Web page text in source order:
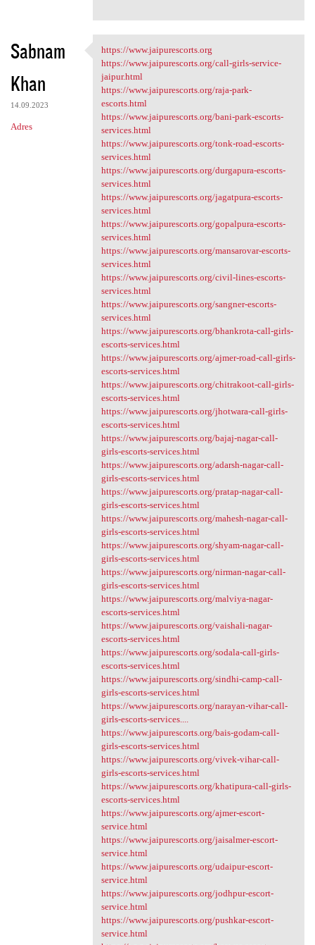
Sabnam
Khan
14.09.2023
Adres
https://www.jaipurescorts.org
https://www.jaipurescorts.org
https://www.jaipurescorts.org/call-girls-service-
jaipur.html
https://www.jaipurescorts.org/raja-park-
escorts.html
https://www.jaipurescorts.org/bani-park-escorts-
services.html
https://www.jaipurescorts.org/tonk-road-escorts-
services.html
https://www.jaipurescorts.org/durgapura-escorts-
services.html
https://www.jaipurescorts.org/jagatpura-escorts-
services.html
https://www.jaipurescorts.org/gopalpura-escorts-
services.html
https://www.jaipurescorts.org/mansarovar-escorts-
services.html
https://www.jaipurescorts.org/civil-lines-escorts-
services.html
https://www.jaipurescorts.org/sangner-escorts-
services.html
https://www.jaipurescorts.org/bhankrota-call-girls-
escorts-services.html
https://www.jaipurescorts.org/ajmer-road-call-girls-
escorts-services.html
https://www.jaipurescorts.org/chitrakoot-call-girls-
escorts-services.html
https://www.jaipurescorts.org/jhotwara-call-girls-
escorts-services.html
https://www.jaipurescorts.org/bajaj-nagar-call-
girls-escorts-services.html
https://www.jaipurescorts.org/adarsh-nagar-call-
girls-escorts-services.html
https://www.jaipurescorts.org/pratap-nagar-call-
girls-escorts-services.html
https://www.jaipurescorts.org/mahesh-nagar-call-
girls-escorts-services.html
https://www.jaipurescorts.org/shyam-nagar-call-
girls-escorts-services.html
https://www.jaipurescorts.org/nirman-nagar-call-
girls-escorts-services.html
https://www.jaipurescorts.org/malviya-nagar-
escorts-services.html
https://www.jaipurescorts.org/vaishali-nagar-
escorts-services.html
https://www.jaipurescorts.org/sodala-call-girls-
escorts-services.html
https://www.jaipurescorts.org/sindhi-camp-call-
girls-escorts-services.html
https://www.jaipurescorts.org/narayan-vihar-call-
girls-escorts-services....
https://www.jaipurescorts.org/bais-godam-call-
girls-escorts-services.html
https://www.jaipurescorts.org/vivek-vihar-call-
girls-escorts-services.html
https://www.jaipurescorts.org/khatipura-call-girls-
escorts-services.html
https://www.jaipurescorts.org/ajmer-escort-
service.html
https://www.jaipurescorts.org/jaisalmer-escort-
service.html
https://www.jaipurescorts.org/udaipur-escort-
service.html
https://www.jaipurescorts.org/jodhpur-escort-
service.html
https://www.jaipurescorts.org/pushkar-escort-
service.html